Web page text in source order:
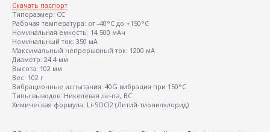
Скачать паспорт
Типоразмер: CC
Рабочая температура: от -40°C дo +150°C
Номинальная емкость: 14 500 мAч
Номинальный ток: 350 мА
Максимальный непрерывный ток: 1200 мА
Диаметр: 24.4 мм
Высота: 102 мм
Вес: 102 г
Вибрационные испытания: 40G вибрация при 150°C
Типы выводов: Никелевая лента, ВС
Химическая формула: Li-SOCl2 (Литий-тионилхлорид)